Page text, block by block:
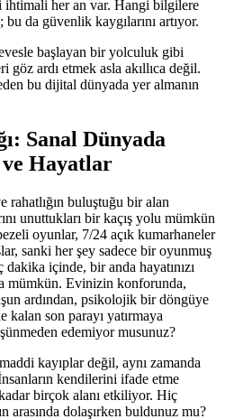
her an var. Hangi bilgilere
da güvenlik kaygılarını artıyor.
başlayan bir yolculuk gibi
ardı etmek asla akıllıca değil.
bu dijital dünyada yer almanın
Sanal Dünyada
Hayatlar
buluştuğu bir alan
unuttukları bir kaçış yolu mümkün
oyunlar, 7/24 açık kumarhaneler
sanki her şey sadece bir oyunmuş
içinde, bir anda hayatınızı
mümkün. Evinizin konforunda,
ardından, psikolojik bir döngüye
son parayı yatırmaya
edemiyor musunuz?
kayıplar değil, aynı zamanda
kendilerini ifade etme
birçok alanı etkiliyor. Hiç
arasında dolaşırken buldunuz mu?